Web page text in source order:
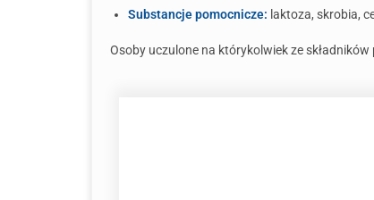
Substancje pomocnicze: laktoza, skrobia,
Osoby uczulone na którykolwiek ze